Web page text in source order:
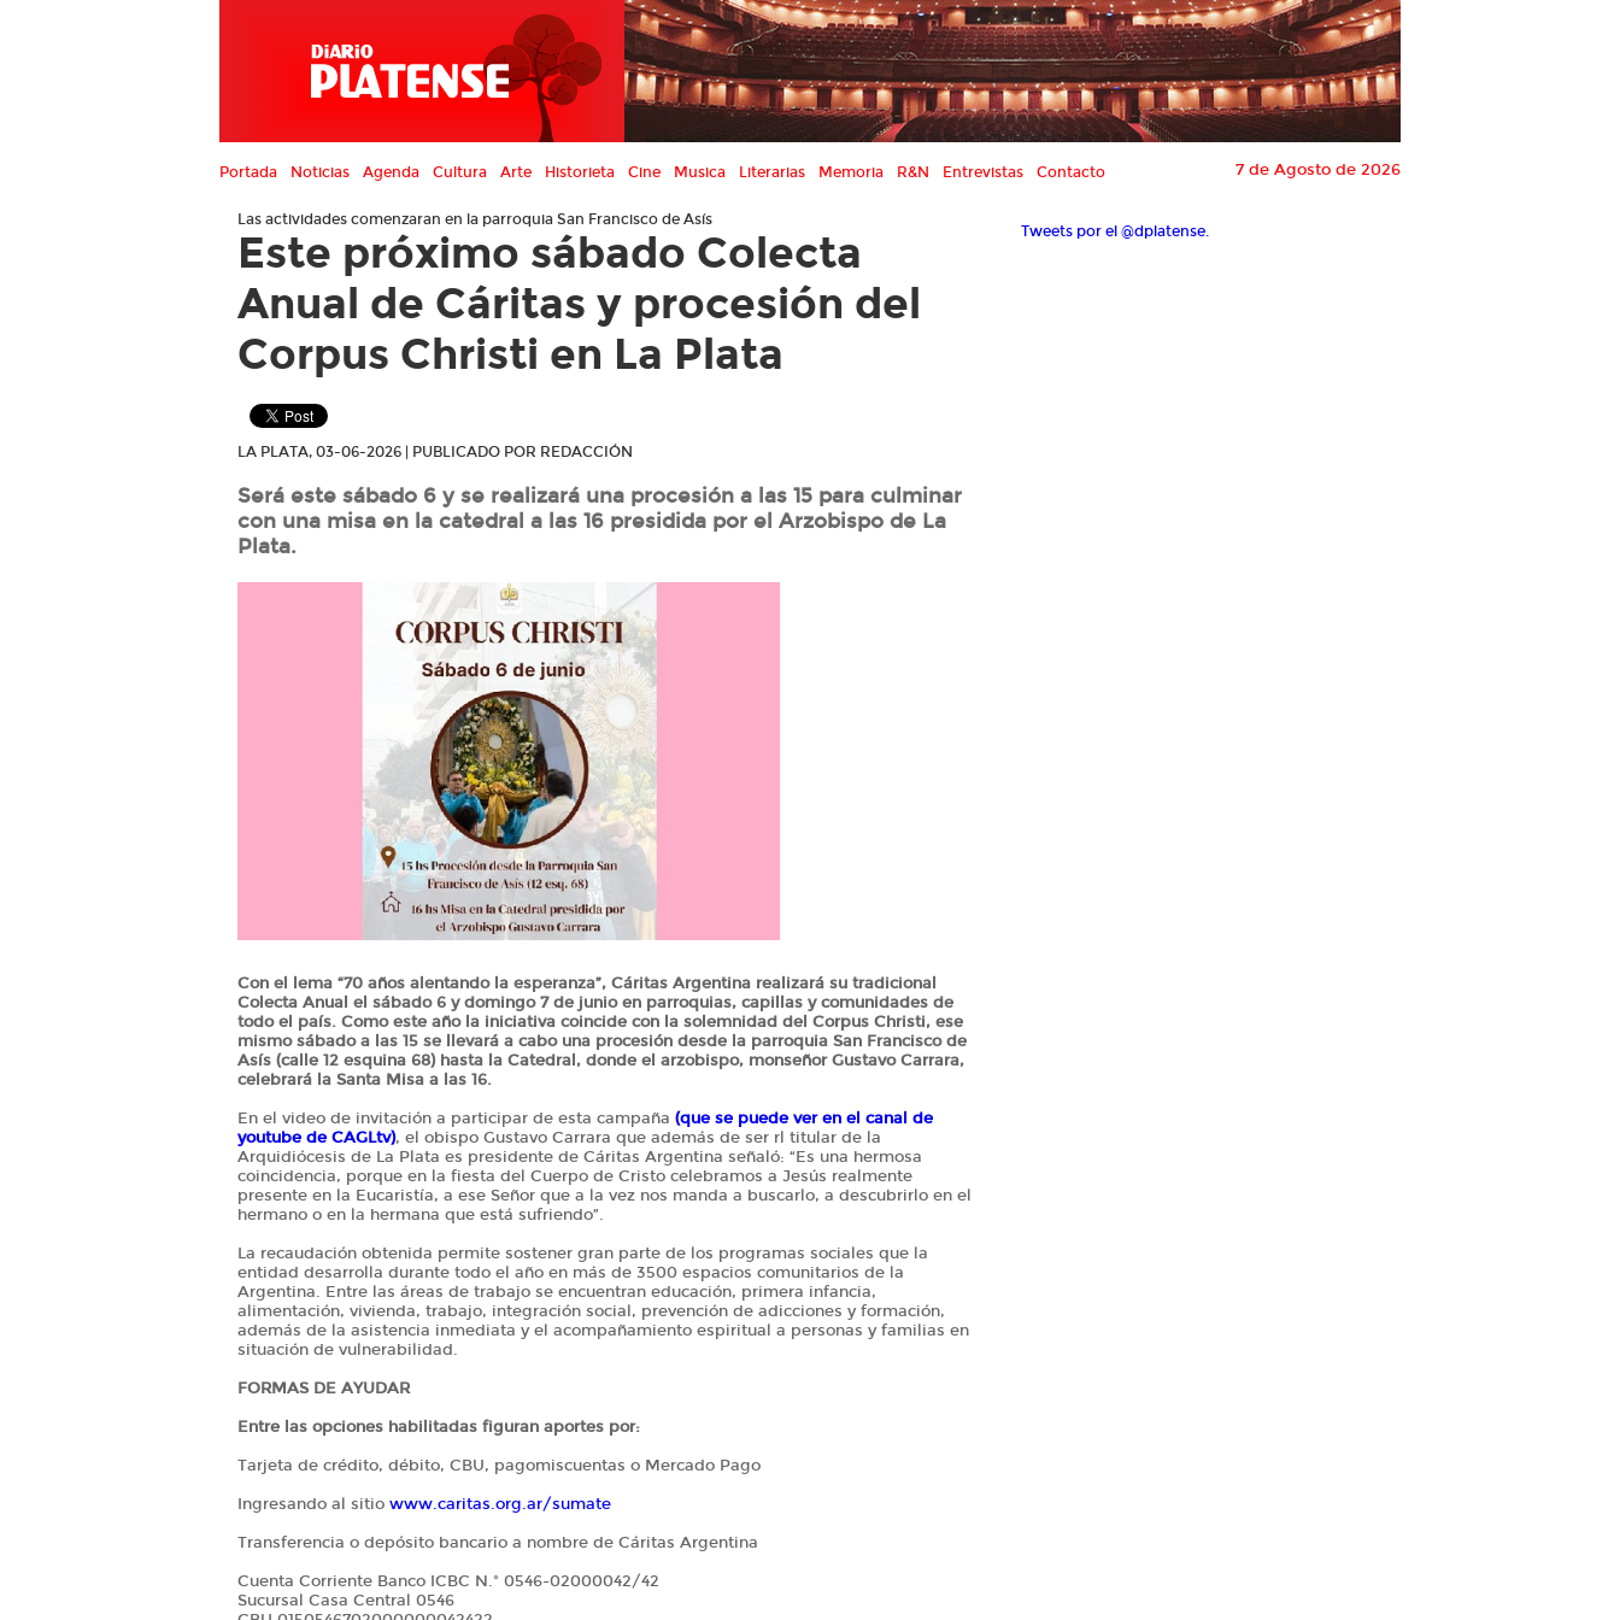
Portada Noticias Agenda Cultura Arte Historieta Cine Musica Literarias Memoria R&N Entrevistas Contacto 7 de Agosto de 2026
Las actividades comenzaran en la parroquia San Francisco de Asís
Este próximo sábado Colecta
Anual de Cáritas y procesión del
Corpus Christi en La Plata
LA PLATA, 03-06-2026 | PUBLICADO POR REDACCIÓN
Será este sábado 6 y se realizará una procesión a las 15 para culminar
con una misa en la catedral a las 16 presidida por el Arzobispo de La
Plata.
Con el lema “70 años alentando la esperanza”, Cáritas Argentina realizará su tradicional
Colecta Anual el sábado 6 y domingo 7 de junio en parroquias, capillas y comunidades de
todo el país. Como este año la iniciativa coincide con la solemnidad del Corpus Christi, ese
mismo sábado a las 15 se llevará a cabo una procesión desde la parroquia San Francisco de
Asís (calle 12 esquina 68) hasta la Catedral, donde el arzobispo, monseñor Gustavo Carrara,
celebrará la Santa Misa a las 16.
En el video de invitación a participar de esta campaña (que se puede ver en el canal de
youtube de CAGLtv), el obispo Gustavo Carrara que además de ser rl titular de la
Arquidiócesis de La Plata es presidente de Cáritas Argentina señaló: “Es una hermosa
coincidencia, porque en la fiesta del Cuerpo de Cristo celebramos a Jesús realmente
presente en la Eucaristía, a ese Señor que a la vez nos manda a buscarlo, a descubrirlo en el
hermano o en la hermana que está sufriendo”.
La recaudación obtenida permite sostener gran parte de los programas sociales que la
entidad desarrolla durante todo el año en más de 3500 espacios comunitarios de la
Argentina. Entre las áreas de trabajo se encuentran educación, primera infancia,
alimentación, vivienda, trabajo, integración social, prevención de adicciones y formación,
además de la asistencia inmediata y el acompañamiento espiritual a personas y familias en
situación de vulnerabilidad.
FORMAS DE AYUDAR
Entre las opciones habilitadas figuran aportes por:
Tarjeta de crédito, débito, CBU, pagomiscuentas o Mercado Pago
Ingresando al sitio www.caritas.org.ar/sumate
Transferencia o depósito bancario a nombre de Cáritas Argentina
Cuenta Corriente Banco ICBC N.º 0546-02000042/42
Sucursal Casa Central 0546
Tweets por el @dplatense.